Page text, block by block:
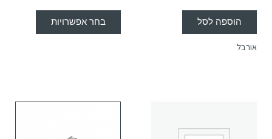
הוספה לסל
אורבל
בחר אפשרויות